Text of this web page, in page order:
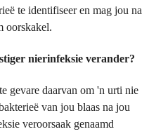
te identifiseer en mag jou na
oorskakel.
nierinfeksie verander?
gevare daarvan om 'n urti nie
van jou blaas na jou
veroorsaak genaamd